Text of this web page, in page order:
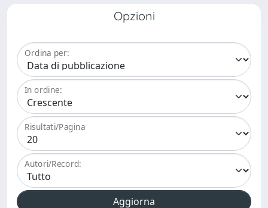
Opzioni
Ordina per:
In ordine:
Risultati/Pagina
Autori/Record: